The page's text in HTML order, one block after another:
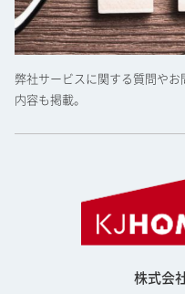
弊社サービスに関する質問や
内容も掲載。
株式会